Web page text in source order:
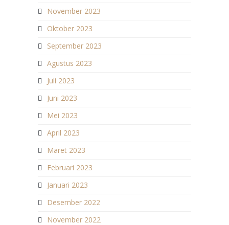
November 2023
Oktober 2023
September 2023
Agustus 2023
Juli 2023
Juni 2023
Mei 2023
April 2023
Maret 2023
Februari 2023
Januari 2023
Desember 2022
November 2022